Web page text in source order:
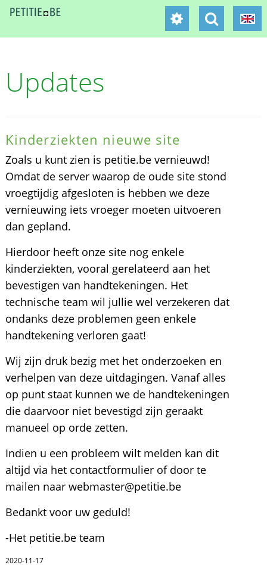
Updates
Kinderziekten nieuwe site
Zoals u kunt zien is petitie.be vernieuwd!
Omdat de server waarop de oude site stond
vroegtijdig afgesloten is hebben we deze
vernieuwing iets vroeger moeten uitvoeren
dan gepland.
Hierdoor heeft onze site nog enkele
kinderziekten, vooral gerelateerd aan het
bevestigen van handtekeningen. Het
technische team wil jullie wel verzekeren dat
ondanks deze problemen geen enkele
handtekening verloren gaat!
Wij zijn druk bezig met het onderzoeken en
verhelpen van deze uitdagingen. Vanaf alles
op punt staat kunnen we de handtekeningen
die daarvoor niet bevestigd zijn geraakt
manueel op orde zetten.
Indien u een probleem wilt melden kan dit
altijd via het contactformulier of door te
mailen naar webmaster@petitie.be
Bedankt voor uw geduld!
-Het petitie.be team
2020-11-17